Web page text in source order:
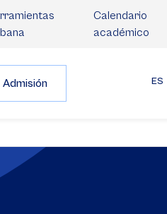
Calendario
académico
Admisión ES